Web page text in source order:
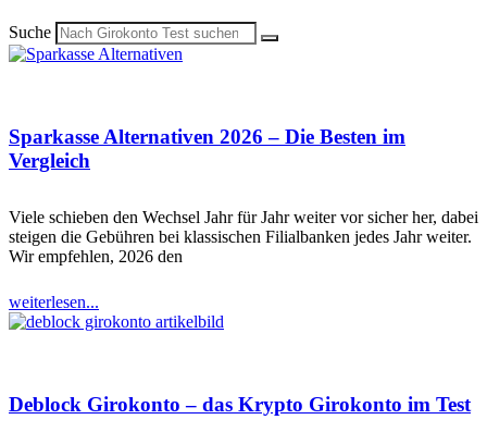
Suche
Sparkasse Alternativen 2026 – Die Besten im
Vergleich
Viele schieben den Wechsel Jahr für Jahr weiter vor sicher her, dabei
steigen die Gebühren bei klassischen Filialbanken jedes Jahr weiter.
Wir empfehlen, 2026 den
weiterlesen...
Deblock Girokonto – das Krypto Girokonto im Test